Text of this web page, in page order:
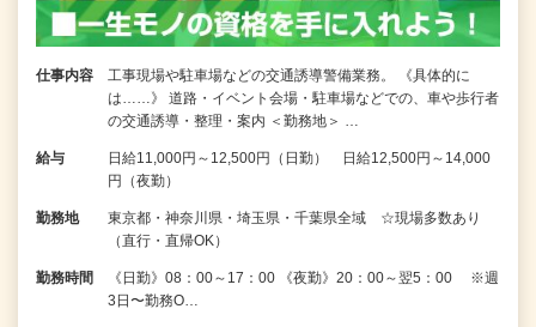
仕事内容
工事現場や駐車場などの交通誘導警備業務。 《具体的に
は……》 道路・イベント会場・駐車場などでの、車や歩行者
の交通誘導・整理・案内 ＜勤務地＞ …
給与
日給11,000円～12,500円（日勤） 日給12,500円～14,000
円（夜勤）
勤務地
東京都・神奈川県・埼玉県・千葉県全域 ☆現場多数あり
（直行・直帰OK）
勤務時間
《日勤》08：00～17：00 《夜勤》20：00～翌5：00 ※週
3日〜勤務O…